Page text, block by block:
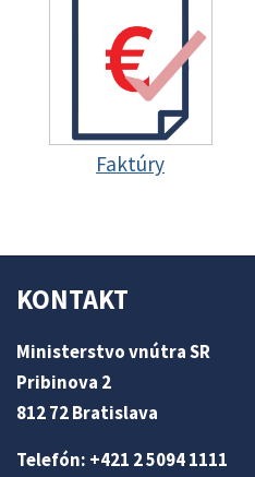
Faktúry
KONTAKT
Ministerstvo vnútra SR
Pribinova 2
812 72 Bratislava
Telefón: +421 2 5094 1111